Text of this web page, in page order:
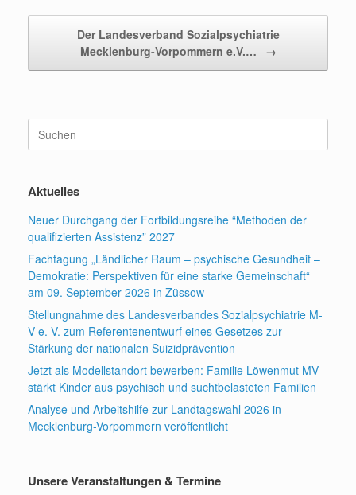
Der Landesverband Sozialpsychiatrie
Mecklenburg-Vorpommern e.V.…
→
Suchen
nach:
Aktuelles
Neuer Durchgang der Fortbildungsreihe “Methoden der
qualifizierten Assistenz” 2027
Fachtagung „Ländlicher Raum – psychische Gesundheit –
Demokratie: Perspektiven für eine starke Gemeinschaft“
am 09. September 2026 in Züssow
Stellungnahme des Landesverbandes Sozialpsychiatrie M-
V e. V. zum Referentenentwurf eines Gesetzes zur
Stärkung der nationalen Suizidprävention
Jetzt als Modellstandort bewerben: Familie Löwenmut MV
stärkt Kinder aus psychisch und suchtbelasteten Familien
Analyse und Arbeitshilfe zur Landtagswahl 2026 in
Mecklenburg-Vorpommern veröffentlicht
Unsere Veranstaltungen & Termine